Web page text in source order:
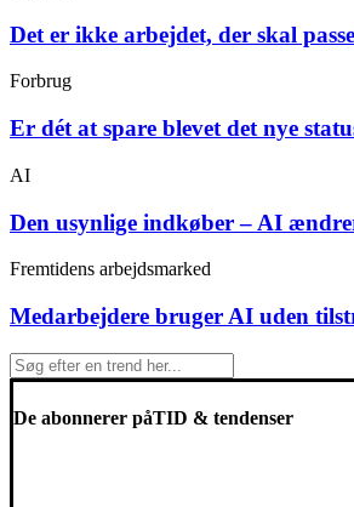
Det er ikke arbejdet, der skal
Forbrug
Er dét at spare blevet det nye
AI
Den usynlige indkøber – AI
Fremtidens arbejdsmarked
Medarbejdere bruger AI uden
De abonnerer påTID & tendenser